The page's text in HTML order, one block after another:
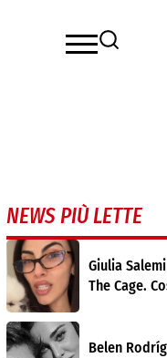
NEWS PIÙ LETTE
Giulia
The Cage.
Belen